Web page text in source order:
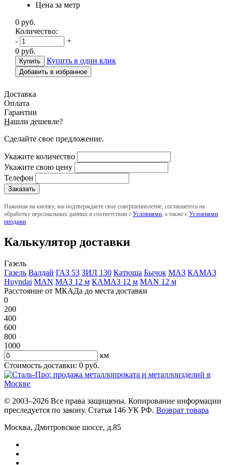
Цена за метр
0 руб.
Количество:
-
+
0 руб.
Купить в один клик
Добавить в избранное
Доставка
Оплата
Гарантии
Нашли дешевле?
Сделайте свое предложение.
Укажите количество
Укажите свою цену
Телефон
Нажимая на кнопку, вы подтверждаете свое совершеннолетие, соглашаетесь на
обработку персональных данных в соответствии с Условиями , а также с Условиями
продажи
Калькулятор доставки
Газель
Газель Валдай ГАЗ 53 ЗИЛ 130 Катюша Бычок МАЗ КАМАЗ
Huyndai MAN МАЗ 12 м КАМАЗ 12 м MAN 12 м
Расстояние от МКАДа до места доставки
0
200
400
600
800
1000
км
Стоимость доставки: 0 руб.
© 2003–2026 Все права защищены. Копирование информации
преследуется по закону. Статья 146 УК РФ. Возврат товара
Москва, Дмитровское шоссе, д.85